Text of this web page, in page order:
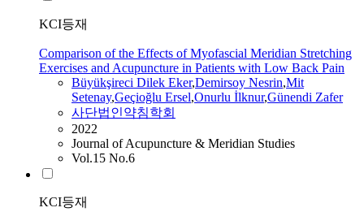
KCI등재
Comparison of the Effects of Myofascial Meridian Stretching
Exercises and Acupuncture in Patients with Low Back Pain
Büyükşireci Dilek Eker,Demirsoy Nesrin,Mit
Setenay,Geçioğlu Ersel,Onurlu İlknur,Günendi Zafer
사단법인약침학회
2022
Journal of Acupuncture & Meridian Studies
Vol.15 No.6
KCI등재